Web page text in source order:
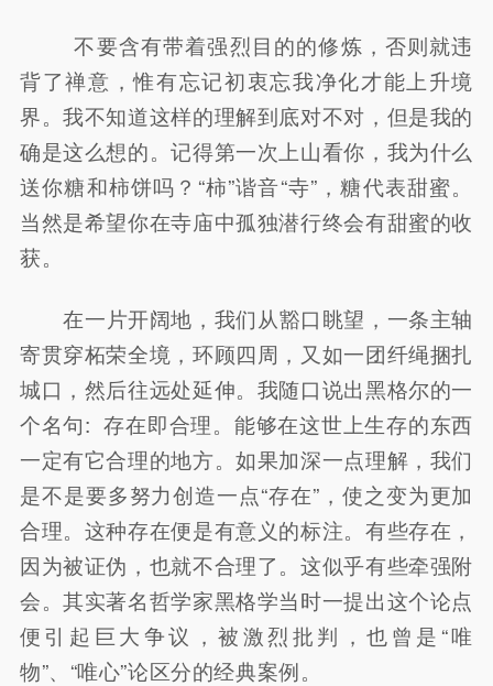
不要含有带着强烈目的的修炼，否则就违
背了禅意，惟有忘记初衷忘我净化才能上升境
界。我不知道这样的理解到底对不对，但是我的
确是这么想的。记得第一次上山看你，我为什么
送你糖和柿饼吗？“柿”谐音“寺”，糖代表甜蜜。
当然是希望你在寺庙中孤独潜行终会有甜蜜的收
获。
在一片开阔地，我们从豁口眺望，一条主轴
寄贯穿柘荣全境，环顾四周，又如一团纤绳捆扎
城口，然后往远处延伸。我随口说出黑格尔的一
个名句: 存在即合理。能够在这世上生存的东西
一定有它合理的地方。如果加深一点理解，我们
是不是要多努力创造一点“存在”，使之变为更加
合理。这种存在便是有意义的标注。有些存在，
因为被证伪，也就不合理了。这似乎有些牵强附
会。其实著名哲学家黑格学当时一提出这个论点
便引起巨大争议，被激烈批判，也曾是“唯
物”、“唯心”论区分的经典案例。